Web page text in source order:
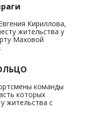
Кириллова,
жительства у
Маховой
команды
которых
жительства с